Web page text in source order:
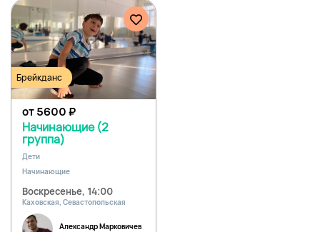
Брейкданс
от 5600₽
Начинающие (2
группа)
Дети
Начинающие
Воскресенье, 14:00
Каховская, Севастопольская
Александр Марковичев